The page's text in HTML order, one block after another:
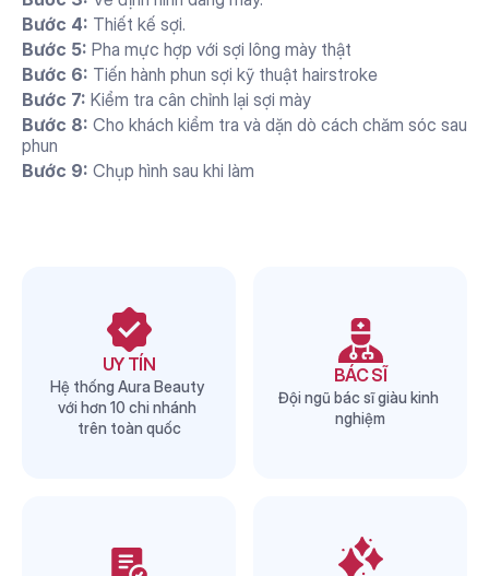
Bước 4: Thiết kế sợi.
Bước 5: Pha mực hợp với sợi lông mày thật
Bước 6: Tiến hành phun sợi kỹ thuật hairstroke
Bước 7: Kiểm tra cân chỉnh lại sợi mày
Bước 8: Cho khách kiểm tra và dặn dò cách chăm sóc sau
phun
Bước 9: Chụp hình sau khi làm
UY TÍN
Hệ thống Aura Beauty
với hơn 10 chi nhánh
trên toàn quốc
BÁC SĨ
Đội ngũ bác sĩ giàu kinh
nghiệm